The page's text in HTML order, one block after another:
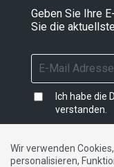
Geben Sie Ihre
Sie die
Ich habe die
verstanden.
Wir verwenden
personalisieren,